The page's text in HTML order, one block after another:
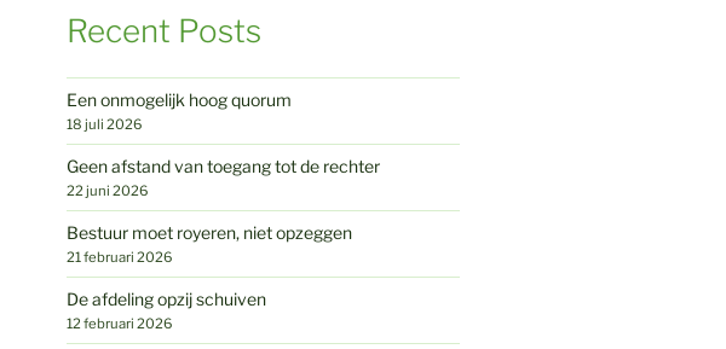
Recent Posts
Een onmogelijk hoog quorum
18 juli 2026
Geen afstand van toegang tot de rechter
22 juni 2026
Bestuur moet royeren, niet opzeggen
21 februari 2026
De afdeling opzij schuiven
12 februari 2026